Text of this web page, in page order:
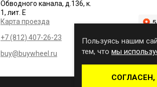
Обводного канала, д.136, к.
1, лит. Е
Карта проезда
+7 (812) 407-26-23
buy@buywheel.ru
Пользуясь нашим
тем, что мы